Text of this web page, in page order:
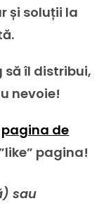
și soluții la
să îl distribui,
nevoie!
pagina de
pagina!
sau